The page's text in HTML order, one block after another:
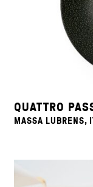
QUATTRO
MASSA LUBRENS,